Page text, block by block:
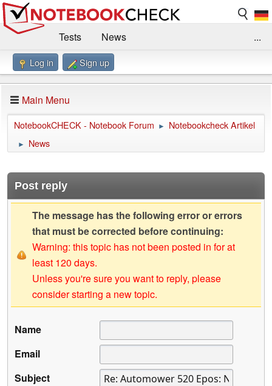
Tests
News
Benchmarks / Technik
Forum
Impressum
...
Log in Sign up
Main Menu
NotebookCHECK - Notebook Forum ► Notebookcheck Artikel
► News
Post reply
The message has the following error or errors
that must be corrected before continuing:
Warning: this topic has not been posted in for at
least 120 days.
Unless you're sure you want to reply, please
consider starting a new topic.
Name
Email
Subject